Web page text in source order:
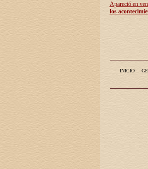
Apareció en
los
INICIO